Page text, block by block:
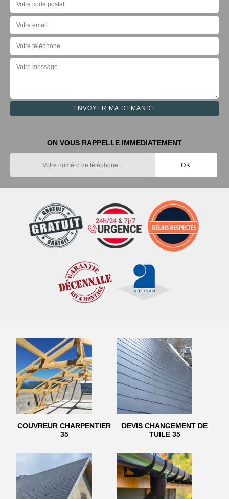
ON VOUS RAPPELLE IMMEDIATEMENT
COUVREUR CHARPENTIER
35
DEVIS CHANGEMENT DE
TUILE 35